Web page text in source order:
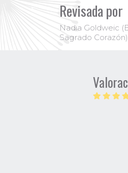
Revisada por
Nadia Goldweic
Sagrado Corazón)